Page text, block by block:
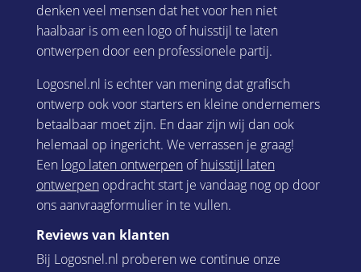
denken veel mensen dat het voor hen niet
haalbaar is om een logo of huisstijl te laten
ontwerpen door een professionele partij.
Logosnel.nl is echter van mening dat grafisch
ontwerp ook voor starters en kleine ondernemers
betaalbaar moet zijn. En daar zijn wij dan ook
helemaal op ingericht. We verrassen je graag!
Een logo laten ontwerpenofhuisstijl laten
ontwerpenopdracht start je vandaag nog op door
ons aanvraagformulier in te vullen.
Reviews van klanten
Bij Logosnel.nl proberen we continue onze